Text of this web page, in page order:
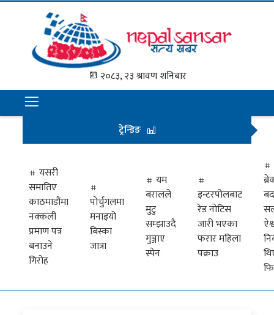
२०८३, २३ श्रावण शनिबार
समाचार
राजनीति
अन्तराष्ट्रिय
अर्थ
मनोरञ्जन
प्रवास
खेलकुद
ट्रेन्डिङ
यसरी
समातिए
काठमाडौंमा
नक्कली
प्रमाण पत्र
बनाउने
गिरोह
पोर्चुगलमा
मनाइयो
बिस्का
जात्रा
यम
बरालले
मुटु
सम्झाउदै
गुञ्जाए
स्पेन
इन्टरपोलबाट
रेड नोटिस
जारी भएका
फरार महिला
पक्राउ